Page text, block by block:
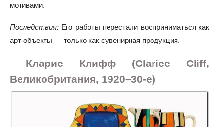
мотивами.
Последствия: Его работы перестали восприниматься как
арт-объекты — только как сувенирная продукция.
Кларис Клифф (Clarice Cliff,
Великобритания, 1920–30-е)